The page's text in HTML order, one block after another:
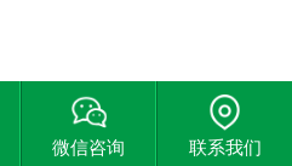
微信咨询 联系我们